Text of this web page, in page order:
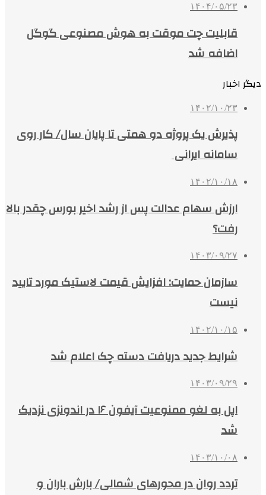
۱۴۰۴/۰۵/۲۳
قابلیت چت موقت به هوش مصنوعی گوگل
اضافه شد
دیگر اخبار
۱۴۰۲/۱۰/۲۳
پذیرش یک پروژه دو همتی تا پایان سال/ کار روی
سامانه ایرانی
۱۴۰۲/۱۰/۱۸
ارزش سهام عدالت پس از رشد اخیر بورس چقدر بالا
رفت؟
۱۴۰۳/۰۹/۲۷
سازمان حمایت: افزایش قیمت لاستیک مورد تایید
نیست
۱۴۰۲/۱۰/۱۵
شرایط جدید دریافت دسته چک اعلام شد
۱۴۰۳/۰۹/۲۹
اپل به لغو ممنوعیت آیفون ۱۶ در اندونزی نزدیک
شد
۱۴۰۳/۱۰/۰۸
تردد روان در محورهای شمالی/ بارش باران و